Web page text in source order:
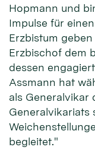
Hopmann und
Impulse für
Erzbistum
Erzbischof dem
dessen
Assmann hat
als Generalvikar
Generalvikariats
begleitet."